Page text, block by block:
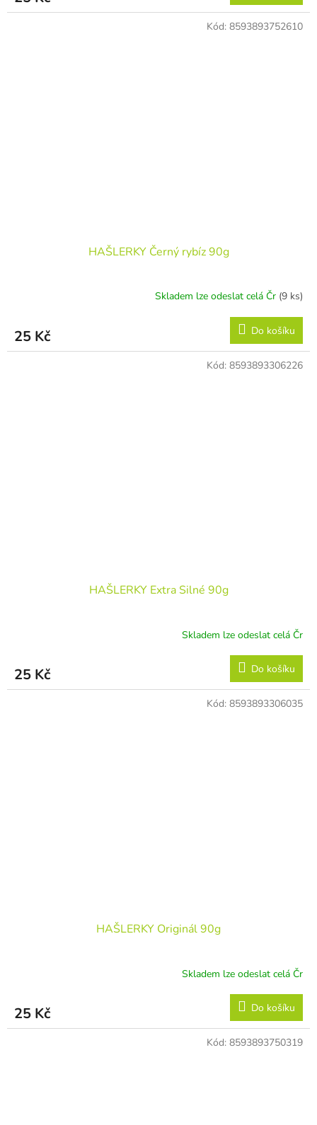
HAŠLERKY Černý rybíz 90g
Skladem lze odeslat celá Čr (9 ks)
25 Kč Do košíku
Kód: 8593893752610
HAŠLERKY Extra Silné 90g
Skladem lze odeslat celá Čr
25 Kč Do košíku
Kód: 8593893306226
HAŠLERKY Originál 90g
Skladem lze odeslat celá Čr
25 Kč Do košíku
Kód: 8593893306035
Kód: 8593893750319